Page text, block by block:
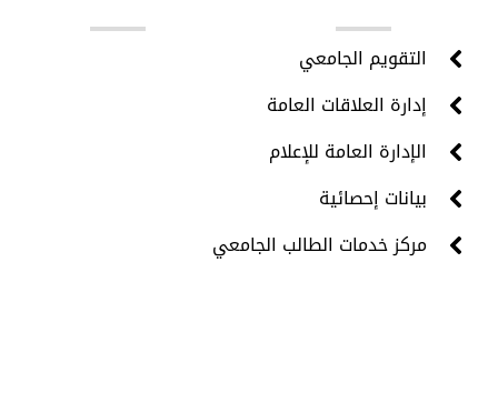
التقويم الجامعي
إدارة العلاقات العامة
الإدارة العامة للإعلام
بيانات إحصائية
مركز خدمات الطالب الجامعي